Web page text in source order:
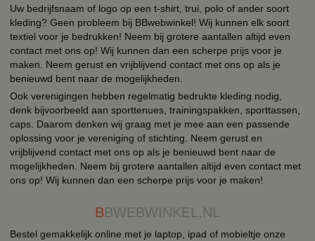
Uw bedrijfsnaam of logo op een t-shirt, trui, polo of ander soort
kleding? Geen probleem bij BBwebwinkel! Wij kunnen elk soort
textiel voor je bedrukken! Neem bij grotere aantallen altijd even
contact met ons op! Wij kunnen dan een scherpe prijs voor je
maken. Neem gerust en vrijblijvend contact met ons op als je
benieuwd bent naar de mogelijkheden.
Ook verenigingen hebben regelmatig bedrukte kleding nodig,
denk bijvoorbeeld aan sporttenues, trainingspakken, sporttassen,
caps. Daarom denken wij graag met je mee aan een passende
oplossing voor je vereniging of stichting. Neem gerust en
vrijblijvend contact met ons op als je benieuwd bent naar de
mogelijkheden. Neem bij grotere aantallen altijd even contact met
ons op! Wij kunnen dan een scherpe prijs voor je maken!
BBWEBWINKEL.NL
Bestel gemakkelijk online met je laptop, ipad of mobieltje onze